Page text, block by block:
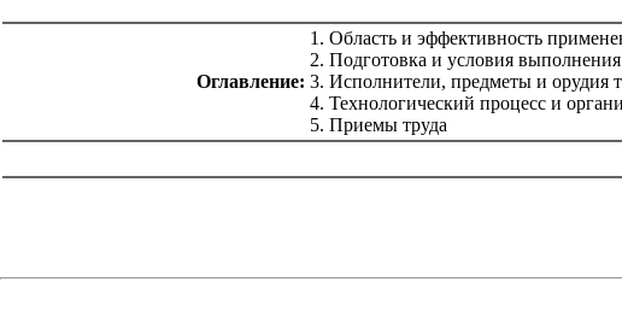
Оглавление:
1. Область и эффективность
2. Подготовка и условия
3. Исполнители, предметы и орудия
4. Технологический процесс и
5. Приемы труда